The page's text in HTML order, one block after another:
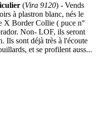
(Vira 9120) - Vends
à plastron blanc, nés le
X Border Collie ( puce n°
Non- LOF, ils seront
Ils sont déjà très à l'écoute
et se profilent auss...